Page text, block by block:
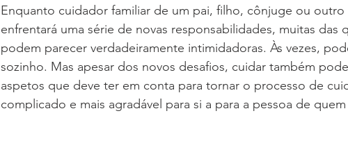
Enquanto cuidador familiar de um pai, filho, cônjuge ou
enfrentará uma série de novas responsabilidades, muitas das
podem parecer verdadeiramente intimidadoras. Às vezes,
sozinho. Mas apesar dos novos desafios, cuidar também
aspetos que deve ter em conta para tornar o processo de
complicado e mais agradável para si a para a pessoa de